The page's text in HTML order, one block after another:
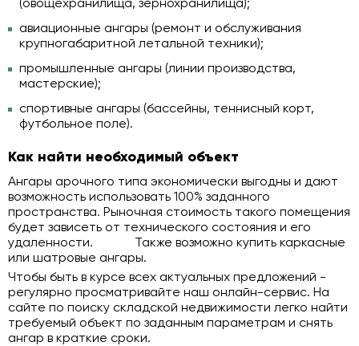
(овощехранилища, зернохранилища);
авиационные ангары (ремонт и обслуживания
крупногабаритной летальной техники);
промышленные ангары (линии производства,
мастерские);
спортивные ангары (бассейны, теннисный корт,
футбольное поле).
Как найти необходимый объект
Ангары арочного типа экономически выгодны и дают
возможность использовать 100% заданного
пространства. Рыночная стоимость такого помещения
будет зависеть от технического состояния и его
удаленности. Также возможно купить каркасные
или шатровые ангары.
Чтобы быть в курсе всех актуальных предложений -
регулярно просматривайте наш онлайн-сервис. На
сайте по поиску складской недвижимости легко найти
требуемый объект по заданным параметрам и снять
ангар в краткие сроки.